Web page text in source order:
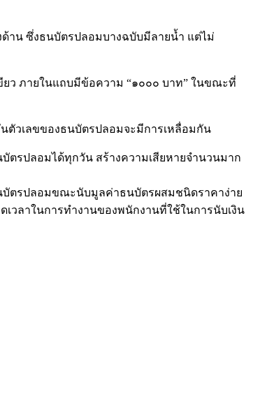
ด้าน ซึ่งธนบัตรปลอมบางฉบับมีลายน้ำ แต่ไม่
ยว ภายในแถบมีข้อความ “๑๐๐๐ บาท” ในขณะที่
ตัวเลขของธนบัตรปลอมจะมีการเหลื่อมกัน
ตรปลอมได้ทุกวัน สร้างความเสียหายจำนวนมาก
นบัตรปลอมขณะนับมูลค่าธนบัตรผสมชนิดราคาง่าย
เวลาในการทำงานของพนักงานที่ใช้ในการนับเงิน